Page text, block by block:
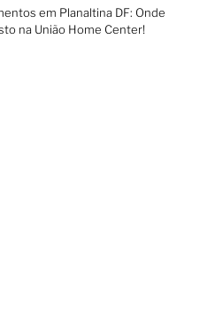
em Planaltina DF: Onde
na União Home Center!